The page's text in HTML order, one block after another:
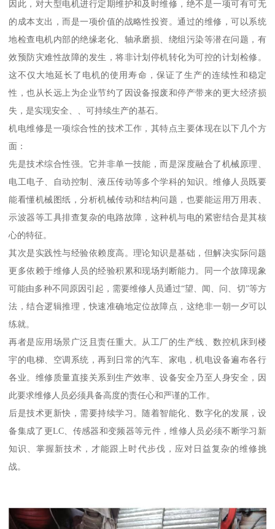
因此，对大型电机进行定期维护和及时维修，绝不是一项可有可无
的成本支出，而是一项价值的战略性投资。通过的维修，可以系统
地检查电机内部的绝缘老化、轴承磨损、绕组污染等潜在问题，有
效预防灾难性故障的发生，将非计划停机转化为可控的计划检修。
这不仅大地延长了电机的使用寿命，保证了生产的连续性和稳定
性，也从长远上为企业节约了因设备报废和停产带来的更大经济损
失，是实现安全、、可持续生产的基石。
机电维修是一项综合性的技术工作，其特点主要体现在以下几个方
面：
先是技术综合性强。它并非单一技能，而是深度融合了机械原理、
电工电子、自动控制、液压传动等多个学科的知识。维修人员既要
能看懂机械图纸，分析机械传动和结构问题，也要能运用万用表、
示波器等工具排查复杂的电路故障，这种机与电的紧密结合是其核
心的特征。
其次是实践性与经验依赖度高。理论知识是基础，但解决实际问题
更多依赖于维修人员的经验积累和现场判断能力。同一个故障现象
可能由多种不同原因引起，需要维修人员通过“望、闻、问、切”等方
法，结合逻辑推理，快速准确地定位故障点，这绝非一朝一夕可以
练就。
再者是应用场景广泛且责任重大。从工厂的生产线、数控机床到楼
宇的电梯、空调系统，再到日常的汽车、家电，机电设备遍布各行
各业。维修质量直接关系到生产效率、设备安全乃至人身安全，因
此要求维修人员必须具备高度的责任心和严谨的工作。
后是技术更新快，需要持续学习。随着智能化、数字化的发展，设
备集成了更LC、传感器和变频器等元件，维修人员必须不断学习新
知识、掌握新技术，才能跟上时代步伐，应对日益复杂的维修挑
战。